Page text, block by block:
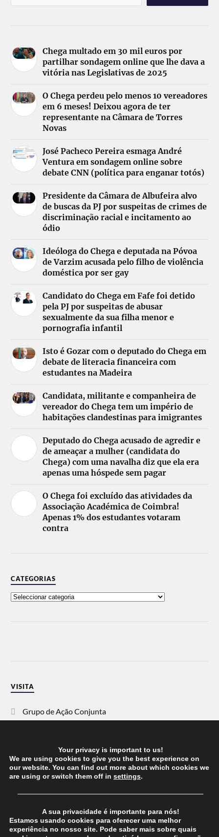
Chega multado em 30 mil euros por
partilhar sondagem online que lhe dava a
vitória nas Legislativas de 2025
O Chega perdeu pelo menos 10 vereadores
em 6 meses! Deixou agora de ter
representante na Câmara de Torres
Novas
José Pacheco Pereira esmaga André
Ventura em sondagem online sobre
debate CNN (política para enganar totós)
Presidente da Câmara de Albufeira alvo
de buscas da PJ por suspeitas de crimes de
discriminação racial e incitamento ao
ódio
Ideóloga do Chega e deputada na Póvoa
de Varzim acusada pelo filho de violência
doméstica por ser gay
Candidato do Chega em Fafe foi detido
pela PJ por suspeitas de abusar
sexualmente da sua filha menor e
pornografia infantil
Isto é Gozar com o deputado do Chega em
debate de literacia financeira com
estudantes na Madeira
Candidata, militante e companheira de
vereador do Chega tem um império de
habitações clandestinas para imigrantes
Deputado do Chega acusado de agredir e
de ameaçar a mulher (candidata do
Chega) com uma navalha diz que ela era
apenas uma hóspede sem pagar
O Chega foi excluído das atividades da
Associação Académica de Coimbra!
Apenas 1% dos estudantes votaram
contra
CATEGORIAS
VISITA
Grupo de Ação Conjunta
Vida Justa
dezanove
Your privacy is important to us!
We are using cookies to give you the best experience on
our website. You can find out more about which cookies we
are using or switch them off in settings.
──────────────────────────────────────
A sua privacidade é importante para nós!
Estamos usando cookies para oferecer uma melhor
experiência no nosso site. Pode saber mais sobre quais